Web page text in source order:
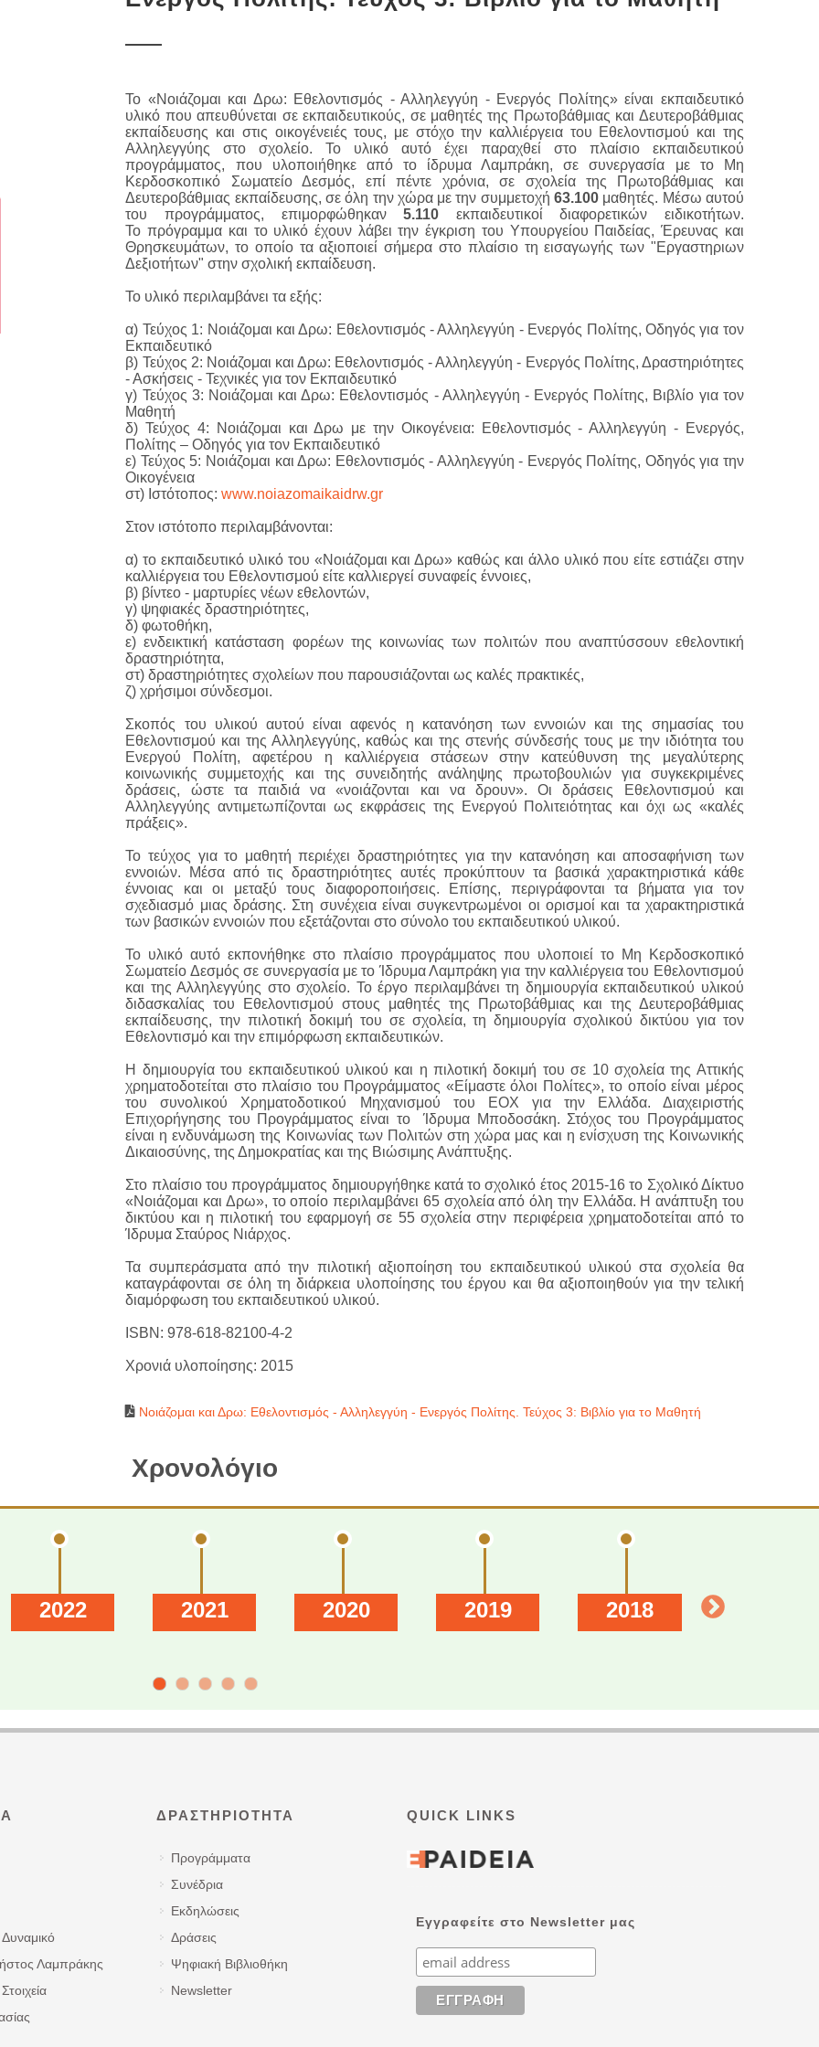
Το «Νοιάζομαι και Δρω: Εθελοντισμός - Αλληλεγγύη - Ενεργός Πολίτης» είναι εκπαιδευτικό
υλικό που απευθύνεται σε εκπαιδευτικούς, σε μαθητές της Πρωτοβάθμιας και Δευτεροβάθμιας
εκπαίδευσης και στις οικογένειές τους, με στόχο την καλλιέργεια του Εθελοντισμού και της
Αλληλεγγύης στο σχολείο. Το υλικό αυτό έχει παραχθεί στο πλαίσιο εκπαιδευτικού
προγράμματος, που υλοποιήθηκε
από το ίδρυμα Λαμπράκη, σε συνεργασία με το
Μη
Κερδοσκοπικό Σωματείο Δεσμός,
επί πέντε χρόνια, σε σχολεία της Πρωτοβάθμιας και
Δευτεροβάθμιας εκπαίδευσης, σε όλη την χώρα με την συμμετοχή 63.100 μαθητές. Μέσω αυτού
του
προγράμματος, επιμορφώθηκαν 5.110 εκπαιδευτικοί
διαφορετικών ειδικοτήτων.
Το πρόγραμμα και το υλικό έχουν λάβει την έγκριση του Υπουργείου Παιδείας, Έρευνας και
Θρησκευμάτων, το οποίο τα αξιοποιεί σήμερα στο πλαίσιο τη εισαγωγής των "Εργαστηριων
Δεξιοτήτων" στην σχολική εκπαίδευση.
Το υλικό περιλαμβάνει τα εξής:
α) Τεύχος 1: Νοιάζομαι και Δρω: Εθελοντισμός - Αλληλεγγύη - Ενεργός Πολίτης, Οδηγός για τον
Εκπαιδευτικό
β) Τεύχος 2: Νοιάζομαι και Δρω: Εθελοντισμός - Αλληλεγγύη - Ενεργός Πολίτης, Δραστηριότητες
- Ασκήσεις - Τεχνικές για τον Εκπαιδευτικό
γ) Τεύχος 3: Νοιάζομαι και Δρω: Εθελοντισμός - Αλληλεγγύη - Ενεργός Πολίτης, Βιβλίο για τον
Μαθητή
δ) Τεύχος 4: Νοιάζομαι και Δρω με την Οικογένεια: Εθελοντισμός - Αλληλεγγύη - Ενεργός,
Πολίτης – Οδηγός για τον Εκπαιδευτικό
ε) Τεύχος 5: Νοιάζομαι και Δρω: Εθελοντισμός - Αλληλεγγύη - Ενεργός Πολίτης, Οδηγός για την
Οικογένεια
στ) Ιστότοπος: www.noiazomaikaidrw.gr
Στον ιστότοπο περιλαμβάνονται:
α) το εκπαιδευτικό υλικό του «Νοιάζομαι και Δρω» καθώς και άλλο υλικό που είτε εστιάζει στην
καλλιέργεια του Εθελοντισμού είτε καλλιεργεί συναφείς έννοιες,
β) βίντεο - μαρτυρίες νέων εθελοντών,
γ) ψηφιακές δραστηριότητες,
δ) φωτοθήκη,
ε) ενδεικτική κατάσταση φορέων της κοινωνίας των πολιτών που αναπτύσσουν εθελοντική
δραστηριότητα,
στ) δραστηριότητες σχολείων που παρουσιάζονται ως καλές πρακτικές,
ζ) χρήσιμοι σύνδεσμοι.
Σκοπός του υλικού αυτού είναι αφενός η κατανόηση των εννοιών και της σημασίας του
Εθελοντισμού και της Αλληλεγγύης, καθώς και της στενής σύνδεσής τους με την ιδιότητα του
Ενεργού Πολίτη, αφετέρου η καλλιέργεια στάσεων στην κατεύθυνση της μεγαλύτερης
κοινωνικής συμμετοχής και της συνειδητής ανάληψης πρωτοβουλιών για συγκεκριμένες
δράσεις, ώστε τα παιδιά να «νοιάζονται και να δρουν». Οι δράσεις Εθελοντισμού και
Αλληλεγγύης αντιμετωπίζονται ως εκφράσεις της Ενεργού Πολιτειότητας και όχι ως «καλές
πράξεις».
Το τεύχος για το μαθητή περιέχει δραστηριότητες για την κατανόηση και αποσαφήνιση των
εννοιών. Μέσα από τις δραστηριότητες αυτές προκύπτουν τα βασικά χαρακτηριστικά κάθε
έννοιας και οι μεταξύ τους διαφοροποιήσεις. Επίσης, περιγράφονται τα βήματα για τον
σχεδιασμό μιας δράσης. Στη συνέχεια είναι συγκεντρωμένοι οι ορισμοί και τα χαρακτηριστικά
των βασικών εννοιών που εξετάζονται στο σύνολο του εκπαιδευτικού υλικού.
Το υλικό αυτό εκπονήθηκε στο πλαίσιο προγράμματος που υλοποιεί το Μη Κερδοσκοπικό
Σωματείο Δεσμός σε συνεργασία με το Ίδρυμα Λαμπράκη για την καλλιέργεια του Εθελοντισμού
και της Αλληλεγγύης στο σχολείο. Το έργο περιλαμβάνει τη δημιουργία εκπαιδευτικού υλικού
διδασκαλίας του Εθελοντισμού στους μαθητές της Πρωτοβάθμιας και της Δευτεροβάθμιας
εκπαίδευσης, την πιλοτική δοκιμή του σε σχολεία, τη δημιουργία σχολικού δικτύου για τον
Εθελοντισμό και την επιμόρφωση εκπαιδευτικών.
Η δημιουργία του εκπαιδευτικού υλικού και η πιλοτική δοκιμή του σε 10 σχολεία της Αττικής
χρηματοδοτείται στο πλαίσιο του Προγράμματος «Είμαστε όλοι Πολίτες», το οποίο είναι μέρος
του συνολικού Χρηματοδοτικού Μηχανισμού του ΕΟΧ για την Ελλάδα. Διαχειριστής
Επιχορήγησης του Προγράμματος είναι το
Ίδρυμα Μποδοσάκη. Στόχος του Προγράμματος
είναι η ενδυνάμωση της Κοινωνίας των Πολιτών στη χώρα μας και η ενίσχυση της Κοινωνικής
Δικαιοσύνης, της Δημοκρατίας και της Βιώσιμης Ανάπτυξης.
Στο πλαίσιο του προγράμματος δημιουργήθηκε κατά το σχολικό έτος 2015-16 το Σχολικό Δίκτυο
«Νοιάζομαι και Δρω», το οποίο περιλαμβάνει 65 σχολεία από όλη την Ελλάδα. Η ανάπτυξη του
δικτύου και η πιλοτική του εφαρμογή σε 55 σχολεία στην περιφέρεια χρηματοδοτείται από το
Ίδρυμα Σταύρος Νιάρχος.
Τα συμπεράσματα από την πιλοτική αξιοποίηση του εκπαιδευτικού υλικού στα σχολεία θα
καταγράφονται σε όλη τη διάρκεια υλοποίησης του έργου και θα αξιοποιηθούν για την τελική
διαμόρφωση του εκπαιδευτικού υλικού.
ISBN: 978-618-82100-4-2
Χρονιά υλοποίησης: 2015
Νοιάζομαι και Δρω: Εθελοντισμός - Αλληλεγγύη - Ενεργός Πολίτης. Τεύχος 3: Βιβλίο για το Μαθητή
Χρονολόγιο
2022 2021 2020 2019 2018
Λαμπράκης
ΔΡΑΣΤΗΡΙΌΤΗΤΑ
Προγράμματα
Συνέδρια
Εκδηλώσεις
Δράσεις
Ψηφιακή Βιβλιοθήκη
Newsletter
QUICK LINKS
Εγγραφείτε στο Newsletter μας